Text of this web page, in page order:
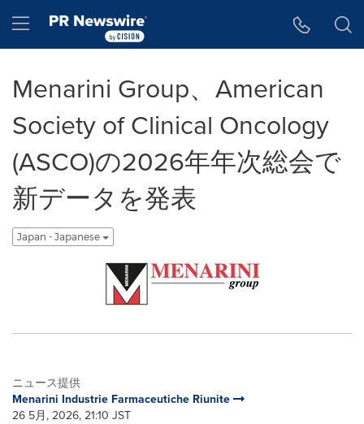
Hamburger menu
Menarini Group、American
Society of Clinical Oncology
(ASCO)の2026年年次総会で
新データを発表
Japan - Japanese
ニュース提供
Menarini Industrie Farmaceutiche Riunite
26 5月, 2026, 21:10 JST